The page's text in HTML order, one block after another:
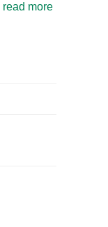
read more